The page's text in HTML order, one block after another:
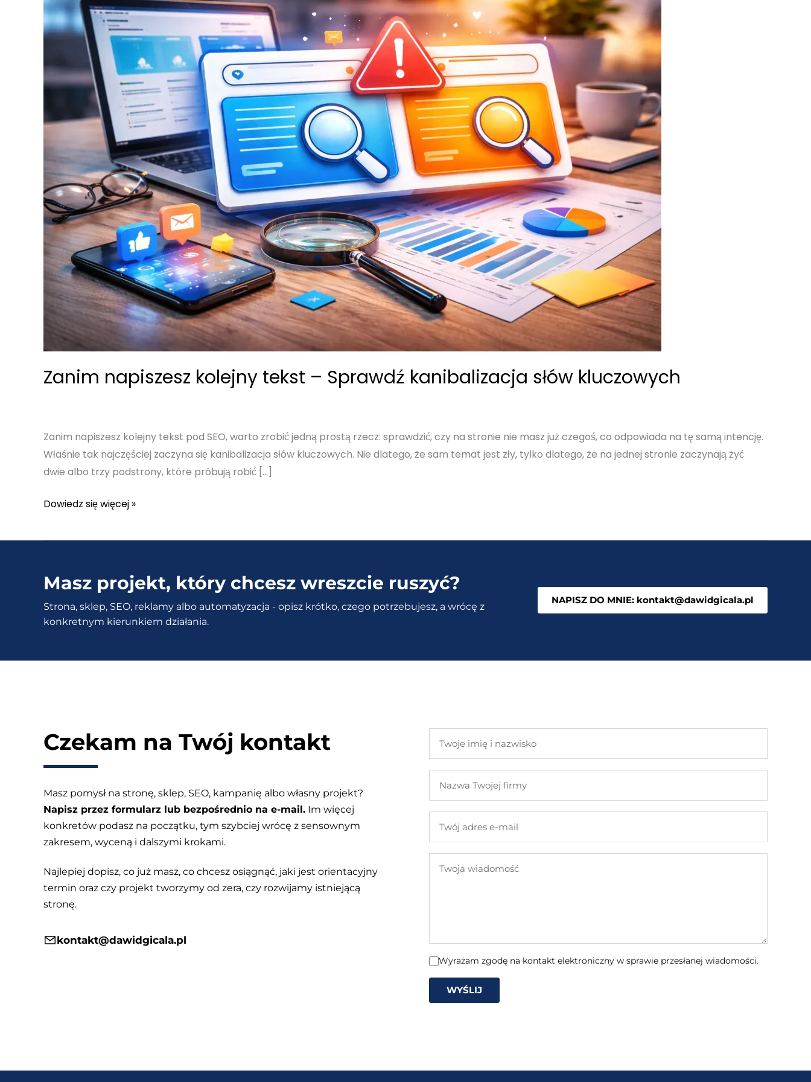
Zanim napiszesz kolejny tekst – Sprawdź kanibalizacja słów kluczowych
Zanim napiszesz kolejny tekst pod SEO, warto zrobić jedną prostą rzecz: sprawdzić, czy na stronie nie masz już czegoś, co odpowiada na tę samą intencję.
Właśnie tak najczęściej zaczyna się kanibalizacja słów kluczowych. Nie dlatego, że sam temat jest zły, tylko dlatego, że na jednej stronie zaczynają żyć
dwie albo trzy podstrony, które próbują robić […]
Zanim
kolejny
–
Sprawdź
kanibalizacja
słów
Dowiedz się więcej »
Masz projekt, który chcesz wreszcie ruszyć?
Strona, sklep, SEO, reklamy albo automatyzacja - opisz krótko, czego potrzebujesz, a wrócę z
konkretnym kierunkiem działania.
NAPISZ DO MNIE: kontakt@dawidgicala.pl
Czekam na Twój kontakt
Masz pomysł na stronę, sklep, SEO, kampanię albo własny projekt?
Napisz przez formularz lub bezpośrednio na e-mail. Im więcej
konkretów podasz na początku, tym szybciej wrócę z sensownym
zakresem, wyceną i dalszymi krokami.
Najlepiej dopisz, co już masz, co chcesz osiągnąć, jaki jest orientacyjny
termin oraz czy projekt tworzymy od zera, czy rozwijamy istniejącą
stronę.
kontakt@dawidgicala.pl
imię
nazwisko
Twojej
adres
mail
wiadomość
Wyrażam zgodę na kontakt elektroniczny w sprawie przesłanej wiadomości.
WYŚLIJ